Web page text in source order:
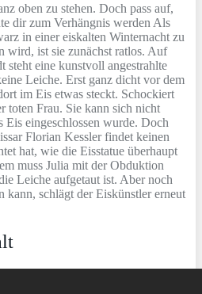
oben zu stehen. Doch pass auf,
dir zum Verhängnis werden Als
in einer eiskalten Winternacht zu
wird, ist sie zunächst ratlos. Auf
steht eine kunstvoll angestrahlte
Leiche. Erst ganz dicht vor dem
im Eis etwas steckt. Schockiert
toten Frau. Sie kann sich nicht
eingeschlossen wurde. Doch
Florian Kessler findet keinen
hat, wie die Eisstatue überhaupt
muss Julia mit der Obduktion
Leiche aufgetaut ist. Aber noch
kann, schlägt der Eiskünstler erneut